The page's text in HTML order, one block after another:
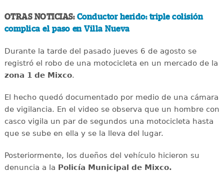
OTRAS NOTICIAS: Conductor herido: triple colisión
complica el paso en Villa Nueva
Durante la tarde del pasado jueves 6 de agosto se
registró el robo de una motocicleta en un mercado de la
zona 1 de Mixco.
El hecho quedó documentado por medio de una cámara
de vigilancia. En el video se observa que un hombre con
casco vigila un par de segundos una motocicleta hasta
que se sube en ella y se la lleva del lugar.
Posteriormente, los dueños del vehículo hicieron su
denuncia a la Policía Municipal de Mixco.